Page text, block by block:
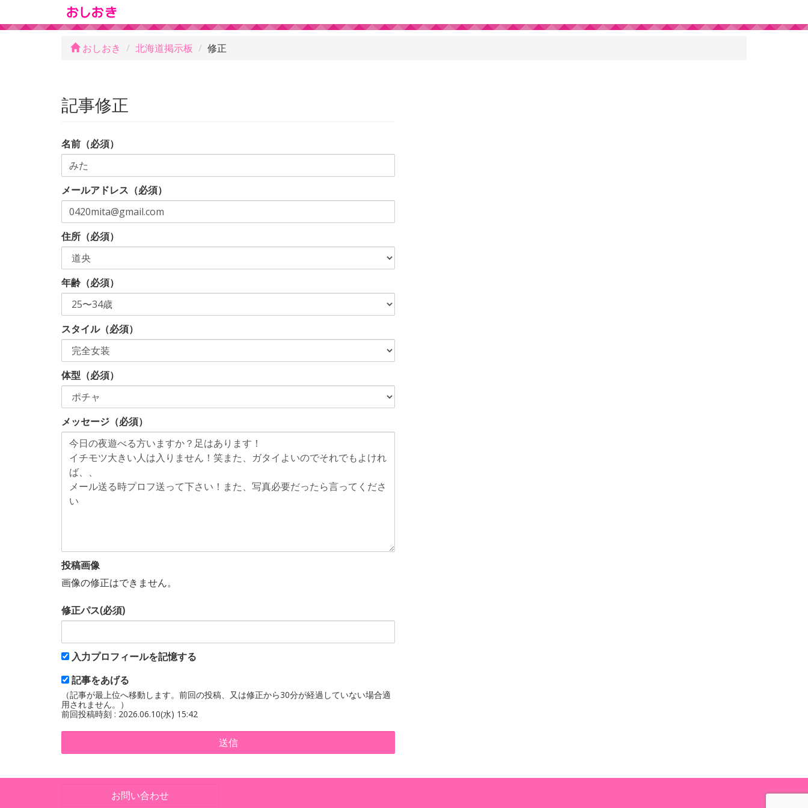
おしおき 北海道掲示板 修正
記事修正
名前（必須）
メールアドレス（必須）
住所（必須）
年齢（必須）
スタイル（必須）
体型（必須）
メッセージ（必須）
投稿画像
画像の修正はできません。
修正パス(必須)
入力プロフィールを記憶する
記事をあげる
（記事が最上位へ移動します。前回の投稿、又は修正から30分が経過していない場合適
用されません。）
前回投稿時刻 : 2026.06.10(水) 15:42
送信
お問い合わせ